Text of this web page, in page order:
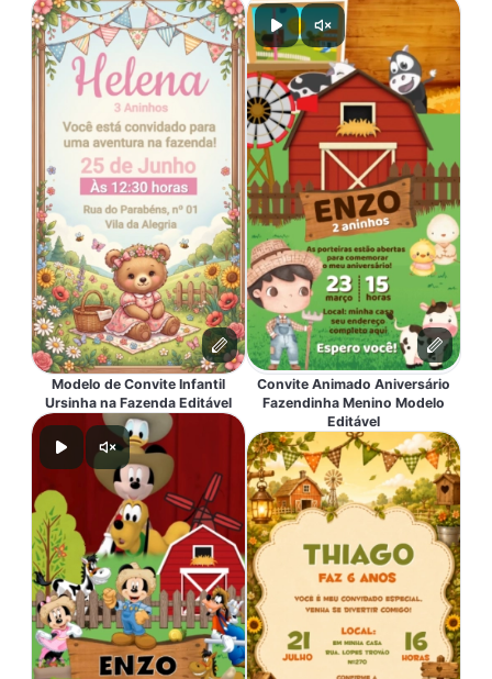
Modelo de Convite Infantil
Ursinha na Fazenda Editável
Convite Animado Aniversário
Fazendinha Menino Modelo
Editável